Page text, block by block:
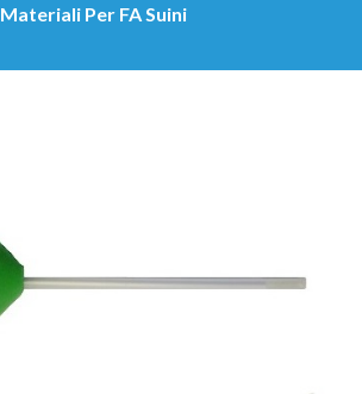
Materiali Per FA Suini